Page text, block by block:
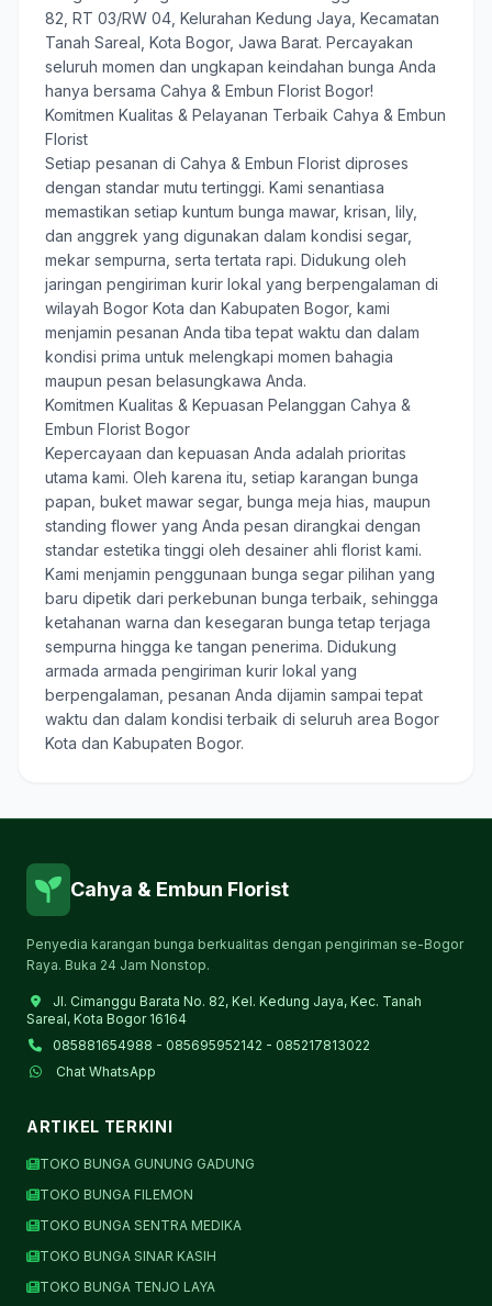
82, RT 03/RW 04, Kelurahan Kedung Jaya, Kecamatan
Tanah Sareal, Kota Bogor, Jawa Barat. Percayakan
seluruh momen dan ungkapan keindahan bunga Anda
hanya bersama Cahya & Embun Florist Bogor!
Komitmen Kualitas & Pelayanan Terbaik Cahya & Embun
Florist
Setiap pesanan di Cahya & Embun Florist diproses
dengan standar mutu tertinggi. Kami senantiasa
memastikan setiap kuntum bunga mawar, krisan, lily,
dan anggrek yang digunakan dalam kondisi segar,
mekar sempurna, serta tertata rapi. Didukung oleh
jaringan pengiriman kurir lokal yang berpengalaman di
wilayah Bogor Kota dan Kabupaten Bogor, kami
menjamin pesanan Anda tiba tepat waktu dan dalam
kondisi prima untuk melengkapi momen bahagia
maupun pesan belasungkawa Anda.
Komitmen Kualitas & Kepuasan Pelanggan Cahya &
Embun Florist Bogor
Kepercayaan dan kepuasan Anda adalah prioritas
utama kami. Oleh karena itu, setiap karangan bunga
papan, buket mawar segar, bunga meja hias, maupun
standing flower yang Anda pesan dirangkai dengan
standar estetika tinggi oleh desainer ahli florist kami.
Kami menjamin penggunaan bunga segar pilihan yang
baru dipetik dari perkebunan bunga terbaik, sehingga
ketahanan warna dan kesegaran bunga tetap terjaga
sempurna hingga ke tangan penerima. Didukung
armada armada pengiriman kurir lokal yang
berpengalaman, pesanan Anda dijamin sampai tepat
waktu dan dalam kondisi terbaik di seluruh area Bogor
Kota dan Kabupaten Bogor.
Cahya & Embun Florist
Penyedia karangan bunga berkualitas dengan pengiriman se-Bogor
Raya. Buka 24 Jam Nonstop.
Jl. Cimanggu Barata No. 82, Kel. Kedung Jaya, Kec. Tanah
Sareal, Kota Bogor 16164
085881654988 - 085695952142 - 085217813022
Chat WhatsApp
ARTIKEL TERKINI
TOKO BUNGA GUNUNG GADUNG
TOKO BUNGA FILEMON
TOKO BUNGA SENTRA MEDIKA
TOKO BUNGA SINAR KASIH
TOKO BUNGA TENJO LAYA